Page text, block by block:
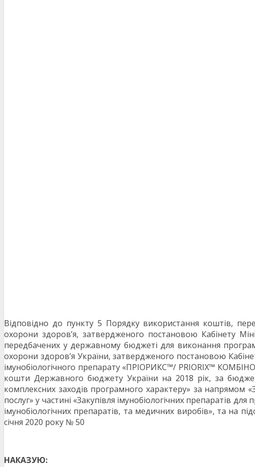
Відповідно до пункту 5 Порядку використання коштів,
охорони здоров’я, затвердженого постановою Кабінету
передбачених у державному бюджеті для виконання
охорони здоров’я України, затвердженого постановою
імунобіологічного препарату «ПРІОРИКС™/ PRIORIX™
кошти Державного бюджету України на 2018 рік, за
комплексних заходів програмного характеру» за напрямом
послуг» у частині «Закупівля імунобіологічних препаратів
імунобіологічних препаратів, та медичних виробів», та на
січня 2020 року № 50
НАКАЗУЮ: